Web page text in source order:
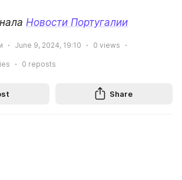
Новости Португалии
June 9, 2024, 19:10 0 views
0 reposts
Share